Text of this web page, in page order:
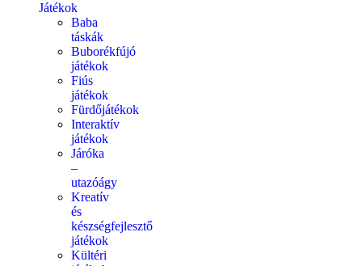
Játékok
Baba
táskák
Buborékfújó
játékok
Fiús
játékok
Fürdőjátékok
Interaktív
játékok
Járóka
–
utazóágy
Kreatív
és
készségfejlesztő
játékok
Kültéri